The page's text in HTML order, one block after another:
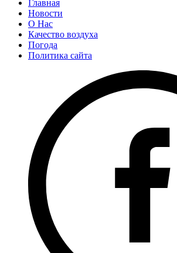
Главная
Новости
О Нас
Качество воздуха
Погода
Политика сайта